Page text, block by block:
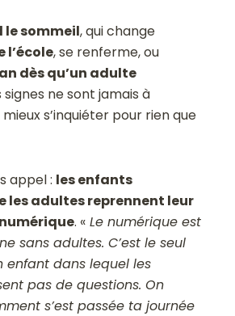
le sommeil, qui change
l’école, se renferme, ou
dès qu’un adulte
signes ne sont jamais à
s’inquiéter pour rien que
appel : les enfants
les adultes reprennent leur
. « Le numérique est
sans adultes. C’est le seul
enfant dans lequel les
pas de questions. On
s’est passée ta journée